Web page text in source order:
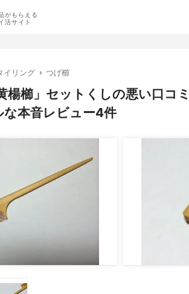
がもらえる
活サイト
イリング つげ櫛
楊櫛」セットくしの悪い口コ
本音レビュー4件